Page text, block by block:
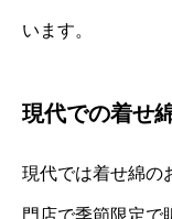
います。
現代での着せ
現代では着せ綿の